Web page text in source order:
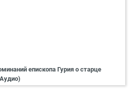
епископа Гурия о старце